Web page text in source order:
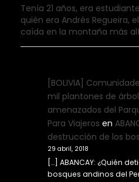
Tenía 21 años, era
quién era Andrés Regueira,
caída en la montaña más
[BOLIVIA]
mil plantones de
amenazados del
Para Viajeros en
destrucción de los
29 abril, 2018
[…] ABANCAY: ¿Quién
bosques andinos del